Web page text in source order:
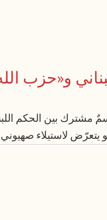
و«حزب
مشترك بين الحكم
يتعرّض لاستيلاء